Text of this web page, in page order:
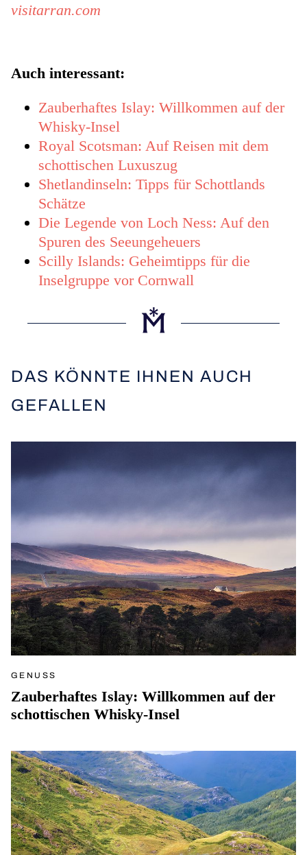
visitarran.com
Auch interessant:
Zauberhaftes Islay: Willkommen auf der
Whisky-Insel
Royal Scotsman: Auf Reisen mit dem
schottischen Luxuszug
Shetlandinseln: Tipps für Schottlands
Schätze
Die Legende von Loch Ness: Auf den
Spuren des Seeungeheuers
Scilly Islands: Geheimtipps für die
Inselgruppe vor Cornwall
DAS KÖNNTE IHNEN AUCH
GEFALLEN
GENUSS
Zauberhaftes Islay: Willkommen auf der
schottischen Whisky-Insel